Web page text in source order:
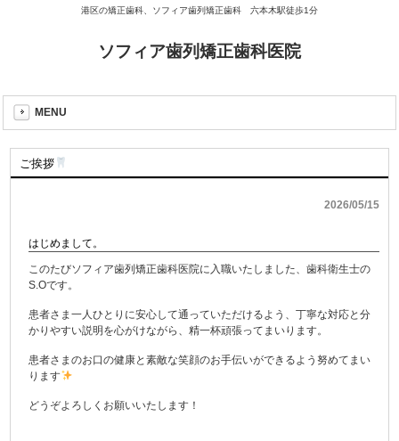
港区の矯正歯科、ソフィア歯列矯正歯科 六本木駅徒歩1分
ソフィア歯列矯正歯科医院
MENU
ご挨拶
2026/05/15
はじめまして。
このたびソフィア歯列矯正歯科医院に入職いたしました、歯科衛生士の
S.Oです。
患者さま一人ひとりに安心して通っていただけるよう、丁寧な対応と分
かりやすい説明を心がけながら、精一杯頑張ってまいります。
患者さまのお口の健康と素敵な笑顔のお手伝いができるよう努めてまい
ります
どうぞよろしくお願いいたします！